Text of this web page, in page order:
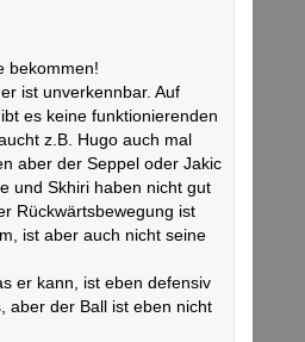
bekommen!
ist unverkennbar. Auf
es keine funktionierenden
z.B. Hugo auch mal
aber der Seppel oder Jakic
und Skhiri haben nicht gut
Rückwärtsbewegung ist
ist aber auch nicht seine
er kann, ist eben defensiv
aber der Ball ist eben nicht